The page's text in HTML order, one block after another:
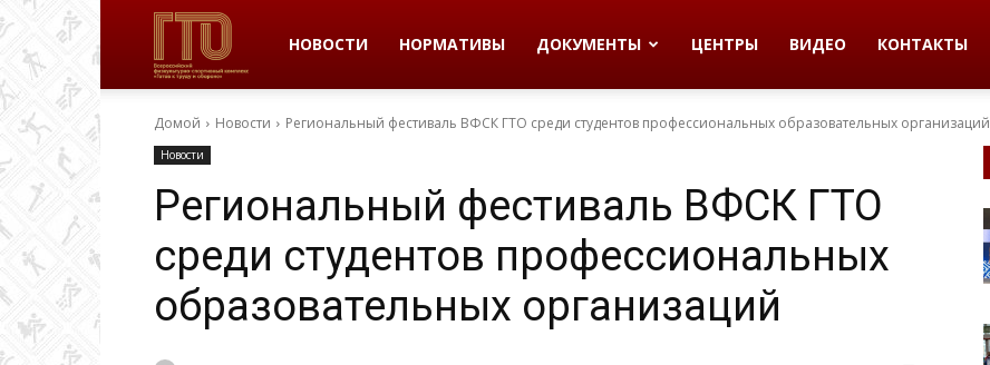
ВФСК
ГТО
в
Пермском
НОВОСТИ НОРМАТИВЫ ДОКУМЕНТЫ ЦЕНТРЫ ВИДЕО КОНТАКТЫ
Домой Новости Региональный фестиваль ВФСК ГТО среди студентов профессиональных образовательных организаций
Новости
Региональный фестиваль ВФСК ГТО
среди студентов профессиональных
образовательных организаций